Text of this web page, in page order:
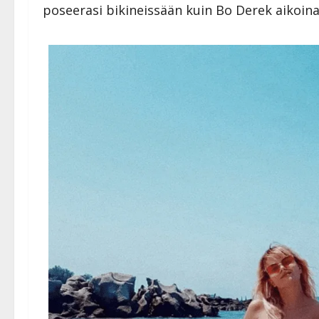
poseerasi bikineissään kuin Bo Derek